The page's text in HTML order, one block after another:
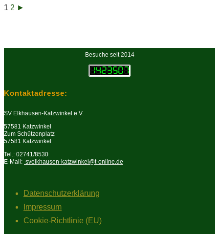
1 2 ►
Besuche seit 2014
Kontaktadresse:
SV Elkhausen-Katzwinkel e.V.
57581 Katzwinkel
Zum Schützenplatz
57581 Katzwinkel
Tel.: 02741/8530
E-Mail: svelkhausen-katzwinkel@t-online.de
Datenschutzerklärung
Impressum
Cookie-Richtlinie (EU)